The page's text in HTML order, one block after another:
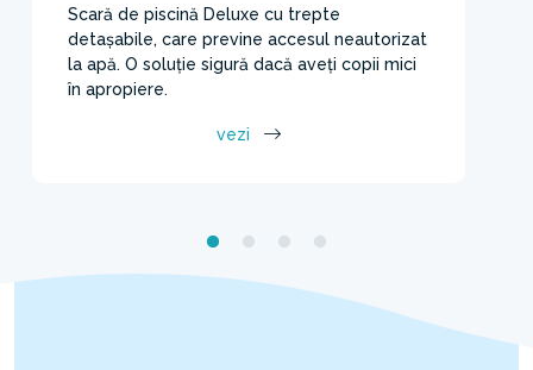
Scară de piscină Deluxe cu trepte
detașabile, care previne accesul neautorizat
la apă. O soluție sigură dacă aveți copii mici
în apropiere.
vezi